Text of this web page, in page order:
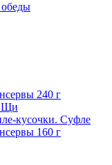
240 г
Щи
кусочки. Суфле
160 г